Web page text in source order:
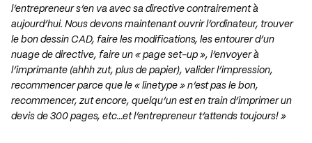
l’entrepreneur s’en va avec sa directive contrairement à
aujourd’hui. Nous devons maintenant ouvrir l’ordinateur, trouver
le bon dessin CAD, faire les modifications, les entourer d’un
nuage de directive, faire un « page set-up », l’envoyer à
l’imprimante (ahhh zut, plus de papier), valider l’impression,
recommencer parce que le « linetype » n’est pas le bon,
recommencer, zut encore, quelqu’un est en train d’imprimer un
devis de 300 pages, etc…et l’entrepreneur t’attends toujours! »